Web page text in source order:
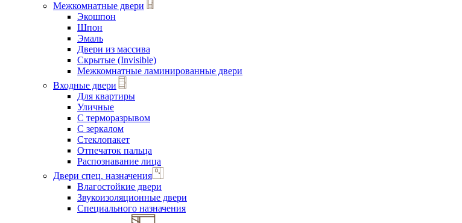
Межкомнатные двери
Экошпон
Шпон
Эмаль
Двери из массива
Скрытые (Invisible)
Межкомнатные ламинированные двери
Входные двери
Для квартиры
Уличные
С терморазрывом
С зеркалом
Стеклопакет
Отпечаток пальца
Распознавание лица
Двери спец. назначения
Влагостойкие двери
Звукоизоляционные двери
Специального назначения